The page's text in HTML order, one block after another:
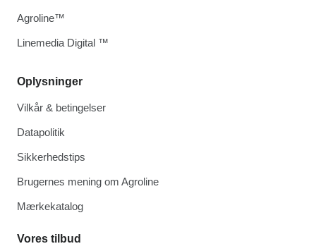
Oplysninger
Vilkår & betingelser
Datapolitik
Sikkerhedstips
Brugernes mening om Agroline
Mærkekatalog
Vores tilbud
Agroline™
Linemedia Digital ™